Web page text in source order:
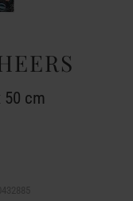
50 cm